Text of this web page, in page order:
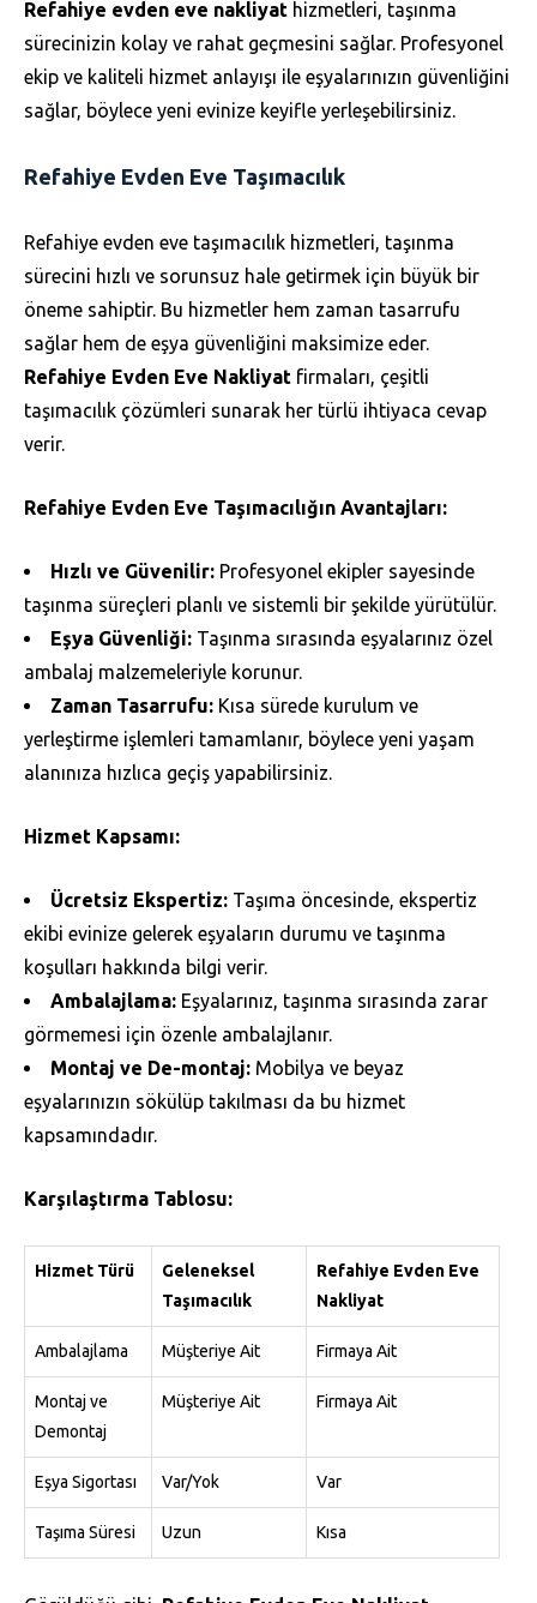
Refahiye evden eve nakliyat hizmetleri, taşınma
sürecinizin kolay ve rahat geçmesini sağlar. Profesyonel
ekip ve kaliteli hizmet anlayışı ile eşyalarınızın güvenliğini
sağlar, böylece yeni evinize keyifle yerleşebilirsiniz.
Refahiye Evden Eve Taşımacılık
Refahiye evden eve taşımacılık hizmetleri, taşınma
sürecini hızlı ve sorunsuz hale getirmek için büyük bir
öneme sahiptir. Bu hizmetler hem zaman tasarrufu
sağlar hem de eşya güvenliğini maksimize eder.
Refahiye Evden Eve Nakliyat firmaları, çeşitli
taşımacılık çözümleri sunarak her türlü ihtiyaca cevap
verir.
Refahiye Evden Eve Taşımacılığın Avantajları:
Hızlı ve Güvenilir: Profesyonel ekipler sayesinde
taşınma süreçleri planlı ve sistemli bir şekilde yürütülür.
Eşya Güvenliği: Taşınma sırasında eşyalarınız özel
ambalaj malzemeleriyle korunur.
Zaman Tasarrufu: Kısa sürede kurulum ve
yerleştirme işlemleri tamamlanır, böylece yeni yaşam
alanınıza hızlıca geçiş yapabilirsiniz.
Hizmet Kapsamı:
Ücretsiz Ekspertiz: Taşıma öncesinde, ekspertiz
ekibi evinize gelerek eşyaların durumu ve taşınma
koşulları hakkında bilgi verir.
Ambalajlama: Eşyalarınız, taşınma sırasında zarar
görmemesi için özenle ambalajlanır.
Montaj ve De-montaj: Mobilya ve beyaz
eşyalarınızın sökülüp takılması da bu hizmet
kapsamındadır.
Karşılaştırma Tablosu:
Hizmet Türü
Geleneksel
Taşımacılık
Refahiye Evden Eve
Nakliyat
Ambalajlama Müşteriye Ait Firmaya Ait
Montaj ve
Demontaj
Müşteriye Ait Firmaya Ait
Eşya Sigortası Var/Yok Var
Taşıma Süresi Uzun Kısa